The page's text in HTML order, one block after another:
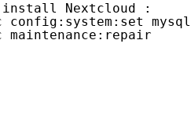
Nextcloud :
config:system:set
maintenance:repair